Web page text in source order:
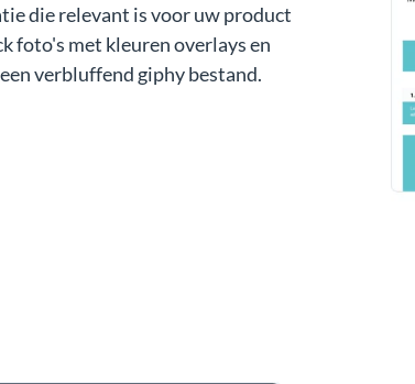
die relevant is voor uw product
foto's met kleuren overlays en
verbluffend giphy bestand.